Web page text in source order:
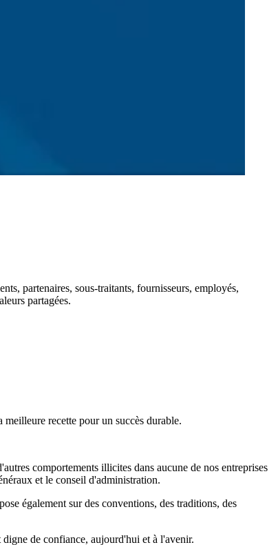
partenaires, sous-traitants, fournisseurs, employés,
partagées.
recette pour un succès durable.
comportements illicites dans aucune de nos entreprises
et le conseil d'administration.
également sur des conventions, des traditions, des
digne de confiance, aujourd'hui et à l'avenir.